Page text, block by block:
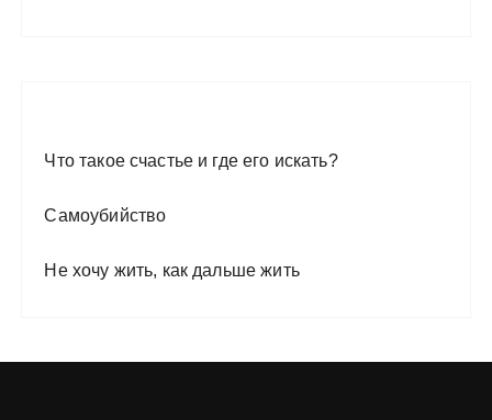
Что такое счастье и где его искать?
Самоубийство
Не хочу жить, как дальше жить